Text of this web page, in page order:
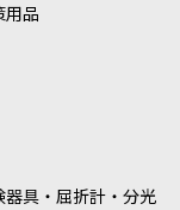
用品
器具・屈折計・分光